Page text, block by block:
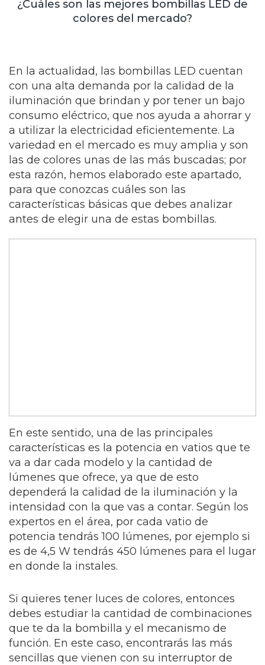
¿Cuáles son las mejores bombillas LED de
colores del mercado?
En la actualidad, las bombillas LED cuentan
con una alta demanda por la calidad de la
iluminación que brindan y por tener un bajo
consumo eléctrico, que nos ayuda a ahorrar y
a utilizar la electricidad eficientemente. La
variedad en el mercado es muy amplia y son
las de colores unas de las más buscadas; por
esta razón, hemos elaborado este apartado,
para que conozcas cuáles son las
características básicas que debes analizar
antes de elegir una de estas bombillas.
En este sentido, una de las principales
características es la potencia en vatios que te
va a dar cada modelo y la cantidad de
lúmenes que ofrece, ya que de esto
dependerá la calidad de la iluminación y la
intensidad con la que vas a contar. Según los
expertos en el área, por cada vatio de
potencia tendrás 100 lúmenes, por ejemplo si
es de 4,5 W tendrás 450 lúmenes para el lugar
en donde la instales.
Si quieres tener luces de colores, entonces
debes estudiar la cantidad de combinaciones
que te da la bombilla y el mecanismo de
función. En este caso, encontrarás las más
sencillas que vienen con su interruptor de